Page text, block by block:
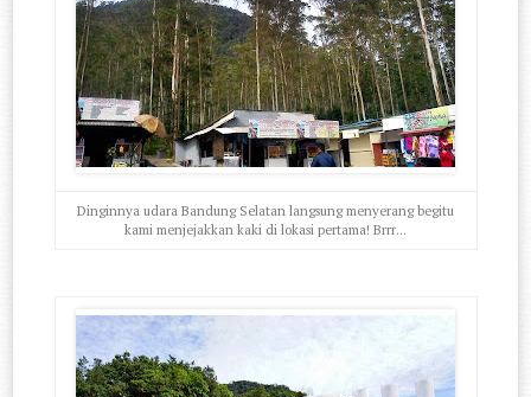
Dinginnya udara Bandung Selatan langsung menyerang begitu
kami menjejakkan kaki di lokasi pertama! Brrr...